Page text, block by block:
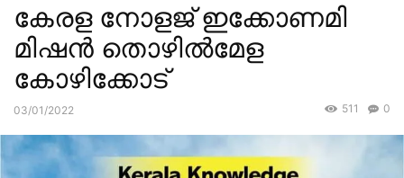
കേരള നോളജ് ഇക്കോണമി
മിഷന്‍ തൊഴില്‍മേള
കോഴിക്കോട്
03/01/2022 0
511